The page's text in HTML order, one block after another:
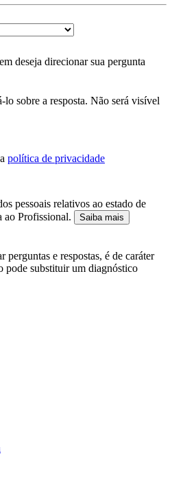
deseja direcionar sua pergunta
lo sobre a resposta. Não será visível
política de privacidade
pessoais relativos ao estado de
ao Profissional.
Saiba mais
e respostas, é de caráter
pode substituir um diagnóstico